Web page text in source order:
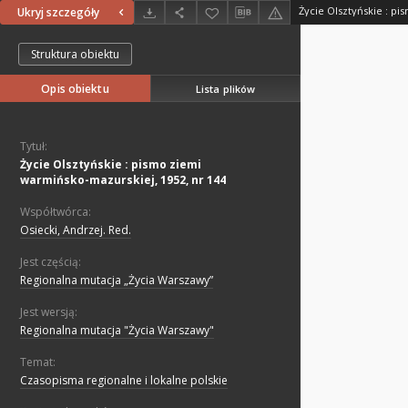
Ukryj szczegóły
Struktura obiektu
Opis obiektu Lista plików
Tytuł:
Życie Olsztyńskie : pismo ziemi
warmińsko-mazurskiej, 1952, nr 144
Współtwórca:
Osiecki, Andrzej. Red.
Jest częścią:
Regionalna mutacja „Życia Warszawy”
Jest wersją:
Regionalna mutacja "Życia Warszawy"
Temat:
Czasopisma regionalne i lokalne polskie